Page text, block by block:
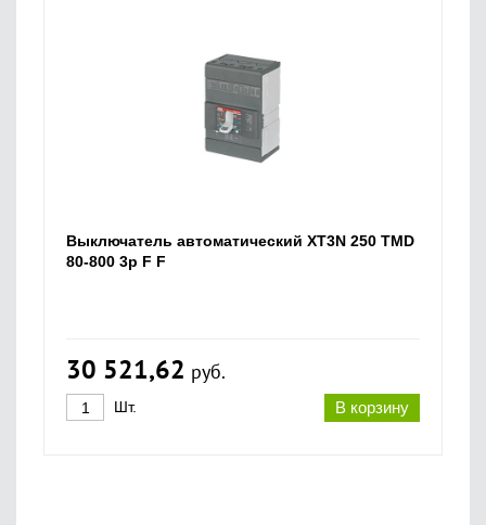
Выключатель автоматический XT3N 250 TMD
80-800 3p F F
30 521,62 руб.
В корзину
Шт.